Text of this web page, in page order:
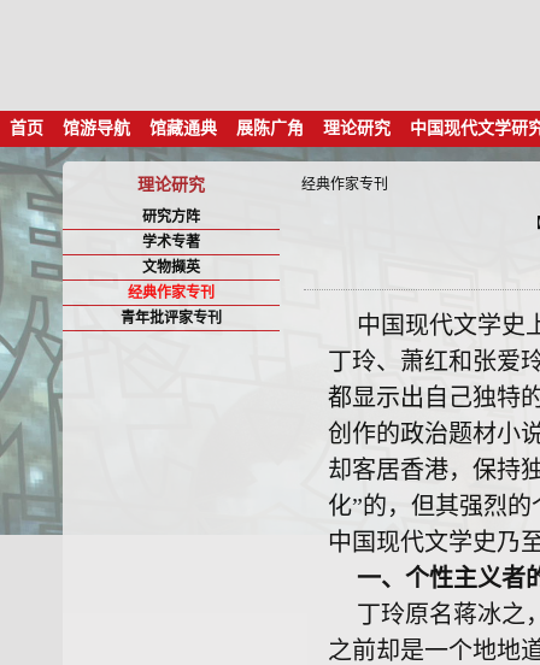
首页 馆游导航 馆藏通典 展陈广角 理论研究 中国现代文学研
理论研究
经典作家专刊
研究方阵
学术专著
文物撷英
经典作家专刊
青年批评家专刊
中国现代文学史
丁玲、萧红和张爱
都显示出自己独特
创作的政治题材小
却客居香港，保持
化”的，但其强烈
中国现代文学史乃
一、个性主义者
丁玲原名蒋冰之
之前却是一个地地